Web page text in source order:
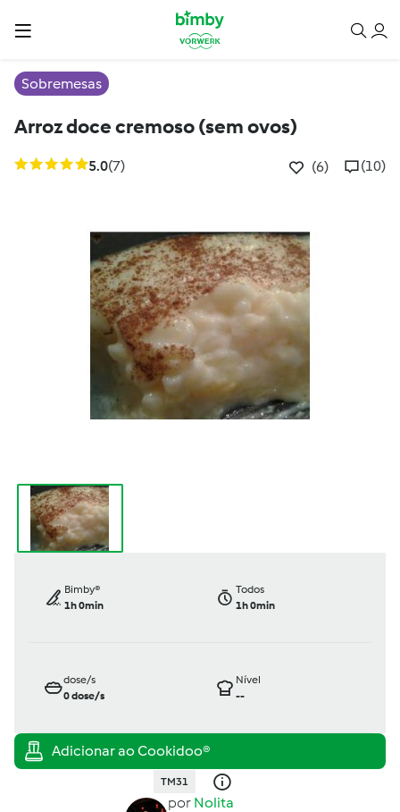
Sobremesas
Arroz doce cremoso (sem ovos)
5.0(7) (6) (10)
Bimby®
1h 0min
Todos
1h 0min
dose/s
0dose/s
Nível
--
TM31
por Nolita